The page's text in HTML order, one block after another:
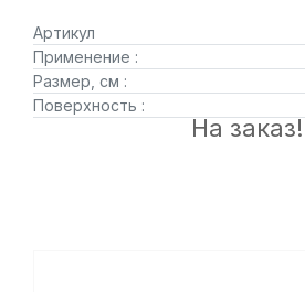
Артикул
Применение :
Размер, см :
Поверхность :
На заказ!